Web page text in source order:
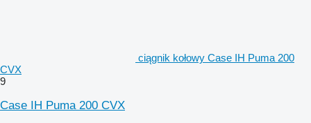
ciągnik kołowy Case IH Puma 200
CVX
9
Case IH Puma 200 CVX